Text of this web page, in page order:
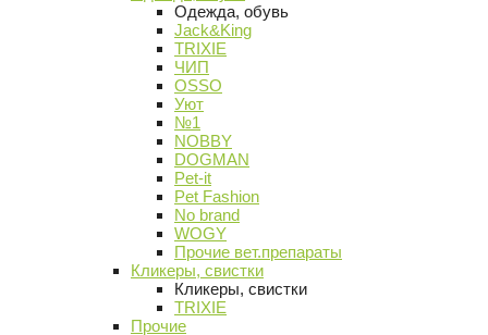
Одежда, обувь
Jack&King
TRIXIE
ЧИП
OSSO
Уют
№1
NOBBY
DOGMAN
Pet-it
Pet Fashion
No brand
WOGY
Прочие вет.препараты
Кликеры, свистки
Кликеры, свистки
TRIXIE
Прочие